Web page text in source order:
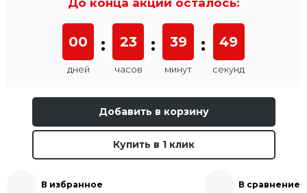
00
дней
: 23
часов
: 39
минут
: 49
секунд
Добавить в корзину
Купить в 1 клик
В избранное В сравнение